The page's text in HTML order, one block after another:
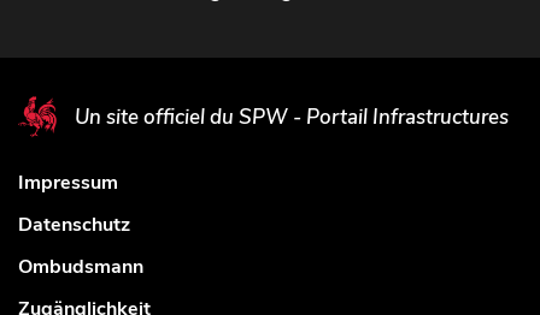
Un site officiel du SPW - Portail Infrastructures
Impressum
Datenschutz
Ombudsmann
Zugänglichkeit